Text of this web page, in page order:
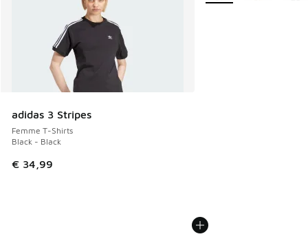
adidas 3 Stripes
Femme T-Shirts
Black - Black
€ 34,99